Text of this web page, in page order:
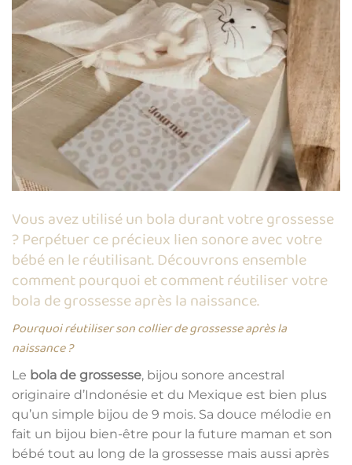
Vous avez utilisé un bola durant votre grossesse
? Perpétuer ce précieux lien sonore avec votre
bébé en le réutilisant. Découvrons ensemble
comment pourquoi et comment réutiliser votre
bola de grossesse après la naissance.
Pourquoi réutiliser son collier de grossesse après la
naissance ?
Le bola de grossesse, bijou sonore ancestral
originaire d’Indonésie et du Mexique est bien plus
qu’un simple bijou de 9 mois. Sa douce mélodie en
fait un bijou bien-être pour la future maman et son
bébé tout au long de la grossesse mais aussi après